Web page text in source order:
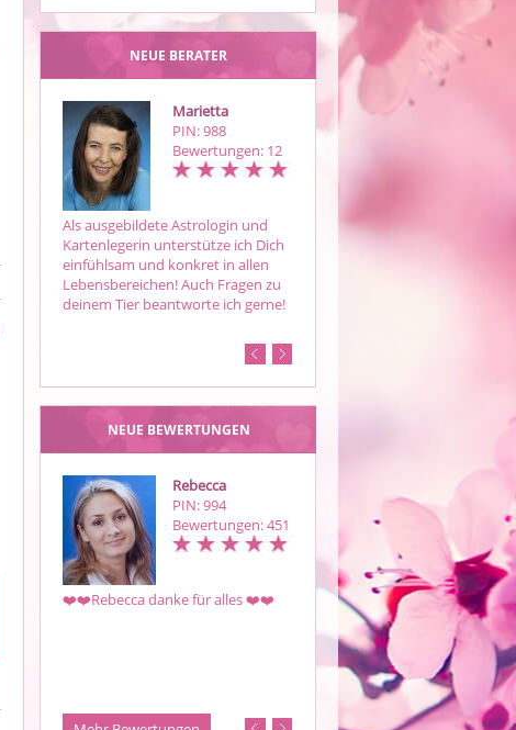
NEUE BERATER
Marietta
PIN: 988
Bewertungen: 12
Als ausgebildete Astrologin und
Kartenlegerin unterstütze ich Dich
einfühlsam und konkret in allen
Lebensbereichen! Auch Fragen zu
deinem Tier beantworte ich gerne!
Engelbay
Liebevolle, ehrliche Beratung.
Hellsichtiges, hellfühliges Medium,
NEUE BEWERTUNGEN
Rebecca
PIN: 994
Bewertungen: 451
❤️❤️Rebecca danke für alles ❤️❤️
PIN: 635
Bewertungen:
EINGETROFFEN Liebe LEE, in der
von dir gennante Zeit 4 Wochen.
Ich freue mich auf dass was
kommt, der ex kann bleiben wo
der Pfeffer wächst, aufgewärmt
schmeckt nur Gulasch...…